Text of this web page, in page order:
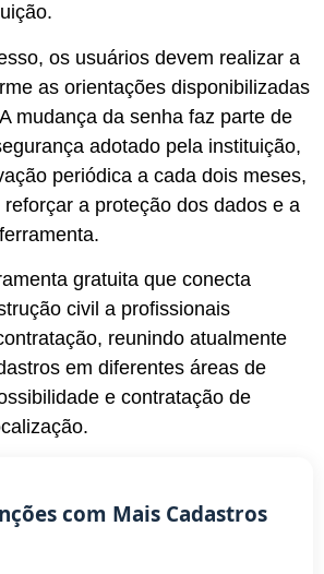
os usuários devem realizar a
as orientações disponibilizadas
mudança da senha faz parte de
adotado pela instituição,
periódica a cada dois meses,
a proteção dos dados e a
gratuita que conecta
civil a profissionais
reunindo atualmente
em diferentes áreas de
e contratação de
com Mais Cadastros